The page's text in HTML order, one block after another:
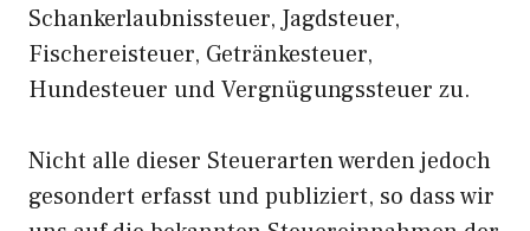
Schankerlaubnissteuer, Jagdsteuer,
Fischereisteuer, Getränkesteuer,
Hundesteuer und Vergnügungssteuer zu.
Nicht alle dieser Steuerarten werden jedoch
gesondert erfasst und publiziert, so dass wir